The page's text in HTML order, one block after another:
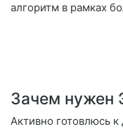
алгоритм в рамках
Зачем нужен
Активно готовлюсь